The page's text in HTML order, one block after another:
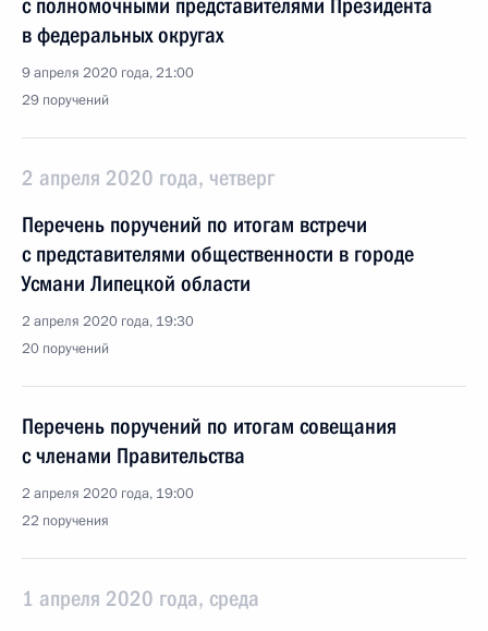
с полномочными представителями Президента
в федеральных округах
9 апреля 2020 года, 21:00
29 поручений
2 апреля 2020 года, четверг
Перечень поручений по итогам встречи
с представителями общественности в городе
Усмани Липецкой области
2 апреля 2020 года, 19:30
20 поручений
Перечень поручений по итогам совещания
с членами Правительства
2 апреля 2020 года, 19:00
22 поручения
1 апреля 2020 года, среда